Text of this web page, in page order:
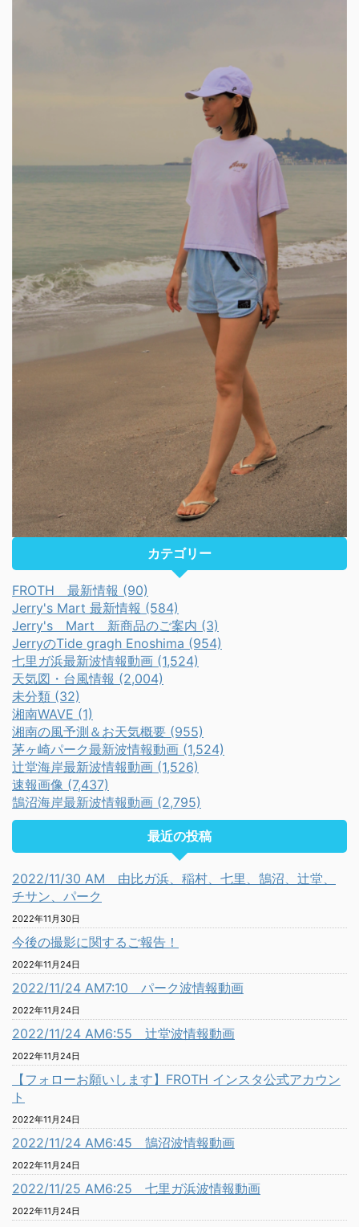
カテゴリー
FROTH 最新情報 (90)
Jerry's Mart 最新情報 (584)
Jerry's Mart 新商品のご案内 (3)
JerryのTide gragh Enoshima (954)
七里ガ浜最新波情報動画 (1,524)
天気図・台風情報 (2,004)
未分類 (32)
湘南WAVE (1)
湘南の風予測＆お天気概要 (955)
茅ヶ崎パーク最新波情報動画 (1,524)
辻堂海岸最新波情報動画 (1,526)
速報画像 (7,437)
鵠沼海岸最新波情報動画 (2,795)
最近の投稿
2022/11/30 AM 由比ガ浜、稲村、七里、鵠沼、辻堂、
チサン、パーク
2022年11月30日
今後の撮影に関するご報告！
2022年11月24日
2022/11/24 AM7:10 パーク波情報動画
2022年11月24日
2022/11/24 AM6:55 辻堂波情報動画
2022年11月24日
【フォローお願いします】FROTH インスタ公式アカウン
ト
2022年11月24日
2022/11/24 AM6:45 鵠沼波情報動画
2022年11月24日
2022/11/25 AM6:25 七里ガ浜波情報動画
2022年11月24日